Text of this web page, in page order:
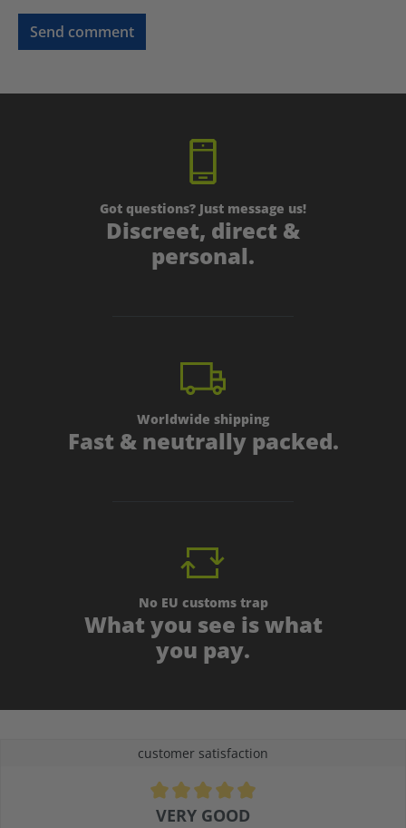
Send comment
Got questions? Just message us!
Discreet, direct &
personal.
Worldwide shipping
Fast & neutrally packed.
No EU customs trap
What you see is what
you pay.
customer satisfaction
Average rating of 4.9 out of 5 stars
VERY GOOD